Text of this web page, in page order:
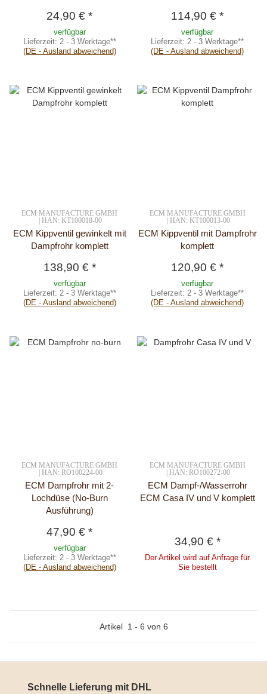
24,90 €*
verfügbar
Lieferzeit: 2 - 3 Werktage**
(DE - Ausland abweichend)
114,90 €*
verfügbar
Lieferzeit: 2 - 3 Werktage**
(DE - Ausland abweichend)
ECM MANUFACTURE GMBH
| HAN: KT100018-00
ECM Kippventil gewinkelt mit
Dampfrohr komplett
138,90 € *
verfügbar
Lieferzeit: 2 - 3 Werktage**
(DE - Ausland abweichend)
ECM MANUFACTURE GMBH
| HAN: KT100013-00
ECM Kippventil mit Dampfrohr
komplett
120,90 €*
verfügbar
Lieferzeit:2 - 3 Werktage**
(DE - Ausland abweichend)
ECM MANUFACTURE GMBH
| HAN: RO100224-00
ECM Dampfrohr mit 2-
Lochdüse (No-Burn
Ausführung)
47,90 €*
verfügbar
Lieferzeit: 2 - 3 Werktage**
(DE - Ausland abweichend)
ECM MANUFACTURE GMBH
| HAN: RO100272-00
ECM Dampf-/Wasserrohr
ECM Casa IV und V komplett
34,90 € *
Der Artikel wird auf Anfrage für
Sie bestellt
Artikel 1 - 6 von 6
Schnelle Lieferung mit DHL